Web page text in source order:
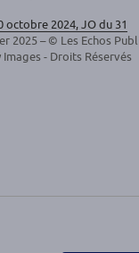
octobre 2024, JO du 31
– © Les Echos
- Droits Réservés